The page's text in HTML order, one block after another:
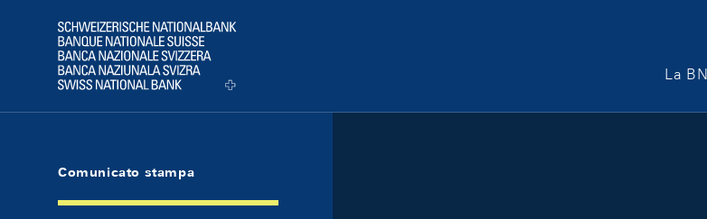
Logo
Main
La
Comunicato stampa